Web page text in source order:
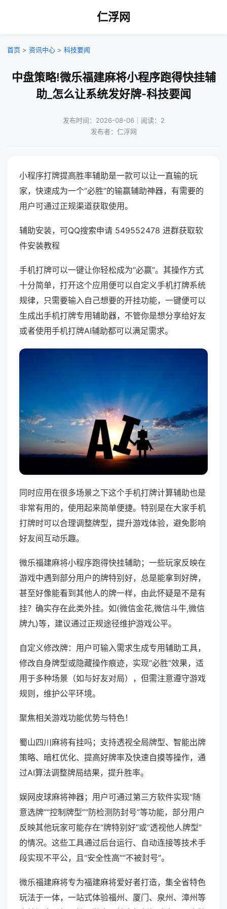
仁浮网
首页 > 资讯中心 > 科技要闻
中盘策略!微乐福建麻将小程序跑得快挂辅
助_怎么让系统发好牌-科技要闻
发布时间：2026-08-06｜阅读：2
发布者：仁浮网
小程序打牌提高胜率辅助是一款可以让一直输的玩
家，快速成为一个“必胜”的输赢辅助神器，有需要的
用户可通过正规渠道获取使用。
辅助安装，可QQ搜索申请 549552478 进群获取软
件安装教程
手机打牌可以一键让你轻松成为“必赢”。其操作方式
十分简单，打开这个应用便可以自定义手机打牌系统
规律，只需要输入自己想要的开挂功能，一键便可以
生成出手机打牌专用辅助器，不管你是想分享给好友
或者使用手机打牌AI辅助都可以满足需求。
同时应用在很多场景之下这个手机打牌计算辅助也是
非常有用的，使用起来简单便捷。特别是在大家手机
打牌时可以合理调整牌型，提升游戏体验，避免影响
好友间互动乐趣。
微乐福建麻将小程序跑得快挂辅助；一些玩家反映在
游戏中遇到部分用户的牌特别好，总是能拿到好牌，
甚至好像能看到其他人的牌一样，由此怀疑是不是有
挂？确实存在此类外挂。如(微信金花,微信斗牛,微信
牌九)等，建议通过正规途径维护游戏公平。
自定义修改牌：用户可输入需求生成专用辅助工具，
修改自身牌型或隐藏操作痕迹，实现“必胜”效果，适
用于多种场景（如与好友对局），但需注意遵守游戏
规则，维护公平环境。
聚焦相关游戏功能优势与特色！
蜀山四川麻将有挂吗；支持透视全局牌型、智能出牌
策略、暗杠优化、提高好牌率及快速自摸等操作，通
过AI算法调整牌局结果，提升胜率。
娱网皮球麻将神器；用户可通过第三方软件实现“随
意选牌”“控制牌型”“防检测防封号”等功能，部分用户
反映其他玩家可能存在“牌特别好”或“透视他人牌型”
的情况。这些工具通过后台运行、自动连接等技术手
段实现不平公，且“安全性高”“不被封号”。
微乐福建麻将专为福建麻将爱好者打造，集全省特色
玩法于一体，一站式体验福州、厦门、泉州、漳州等